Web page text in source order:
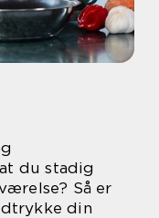
du stadig
Så er
din